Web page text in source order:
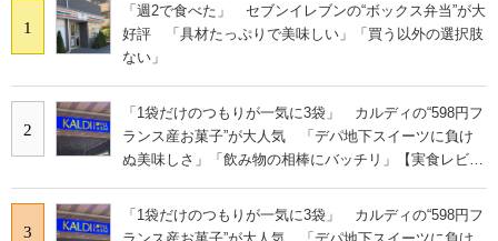
1
「週2で食べた」 セブンイレブンの“ボックス弁当”が大
好評 「具材たっぷりで美味しい」「買う以外の選択肢
ない」
2
「1袋だけのつもりが一気に3袋」 カルディの“598円フ
ランス産お菓子”が大人気 「デパ地下スイーツに負け
ぬ美味しさ」「飲み物の相棒にバッチリ」【実食レビュ
3
「1袋だけのつもりが一気に3袋」 カルディの“598円フ